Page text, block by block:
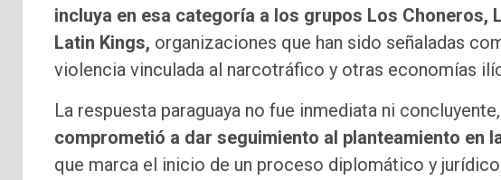
incluya en esa categoría a los grupos Los Choneros,
Latin Kings, organizaciones que han sido señaladas
violencia vinculada al narcotráfico y otras economías
La respuesta paraguaya no fue inmediata ni
comprometió a dar seguimiento al planteamiento en
que marca el inicio de un proceso diplomático y